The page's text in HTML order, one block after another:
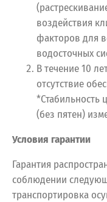
воздействия
факторов для
водосточных
В течение 10
отсутствие
*Стабильность
(без пятен)
Условия гарантии
Гарантия
соблюдении
транспортировка